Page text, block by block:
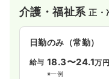
ル記念碑等があり自然
介護・福祉系正・
日勤のみ（常勤）
給与 18.3〜24.1万円
※一例